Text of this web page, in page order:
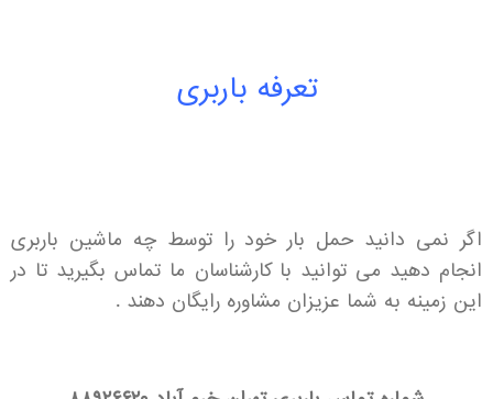
تعرفه باربری
اگر نمی دانید حمل بار خود را توسط چه ماشین باربری
انجام دهید می توانید با کارشناسان ما تماس بگیرید تا در
این زمینه به شما عزیزان مشاوره رایگان دهند .